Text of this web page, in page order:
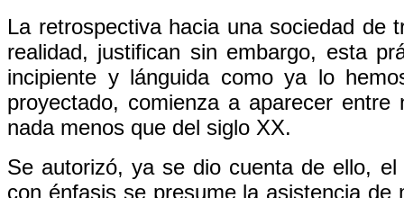
La retrospectiva hacia una sociedad de
realidad, justifican sin embargo, esta
incipiente y lánguida como ya lo
proyectado, comienza a aparecer
nada menos que del siglo XX.
Se autorizó, ya se dio cuenta de ello,
con énfasis se presume la asistencia